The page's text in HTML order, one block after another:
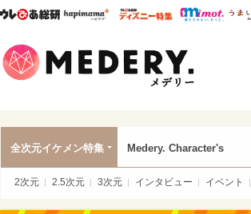
ウレぴあ総研ハピママ* ウレぴあ総
全次元イケメン特集 Medery. Character's
2次元 2.5次元 3次元 インタビュー イベント